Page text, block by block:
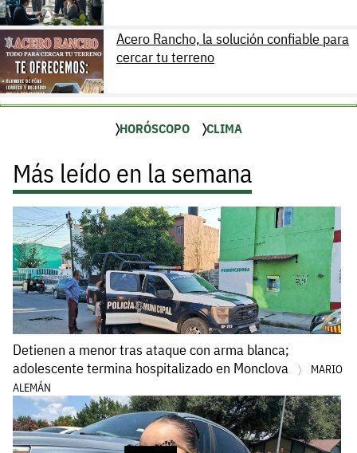
Acero Rancho, la solución confiable para
cercar tu terreno
HORÓSCOPO CLIMA
Más leído en la semana
Detienen a menor tras ataque con arma blanca;
adolescente termina hospitalizado en Monclova
MARIO
ALEMÁN